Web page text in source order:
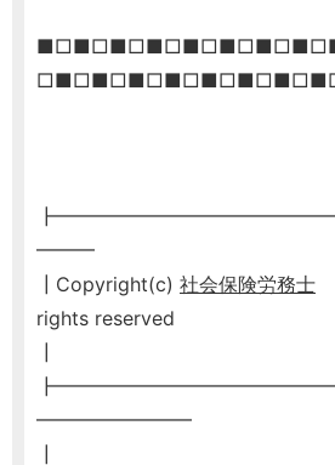
━━━
┃Copyright(c) 社会保険労務士
rights reserved
━━━━━━━━